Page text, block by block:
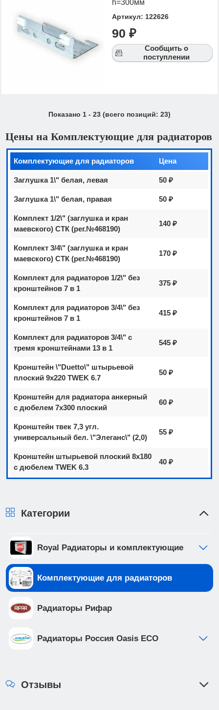
h=300мм
Артикул: 122626
90 ₽
Сообщить о
поступлении
Показано 1 - 23 (всего позиций: 23)
Цены на Комплектующие для радиаторов
Комплектующие для радиаторов Цена
Заглушка 1\" белая, левая 50 ₽
Заглушка 1\" белая, правая 50 ₽
Комплект 1/2\" (заглушка и кран
маевского) СТК (рег.№468190)
140 ₽
Комплект 3/4\" (заглушка и кран
маевского) СТК (рег.№468190)
170 ₽
Комплект для радиаторов 1/2\" без
кронштейнов 7 в 1
375 ₽
Комплект для радиаторов 3/4\" без
кронштейнов 7 в 1
415 ₽
Комплект для радиаторов 3/4\" с
тремя кронштейнами 13 в 1
545 ₽
Кронштейн \"Duetto\" штырьевой
плоский 9х220 TWEK 6.7
50 ₽
Кронштейн для радиатора анкерный
с дюбелем 7х300 плоский
60 ₽
Кронштейн твек 7,3 угл.
универсальный бел. \"Элеганс\" (2,0)
55 ₽
Кронштейн штырьевой плоский 8х180
с дюбелем TWEK 6.3
40 ₽
Категории
Royal Радиаторы и комплектующие
Комплектующие для радиаторов
Радиаторы Рифар
Радиаторы Россия Oasis ECO
Отзывы